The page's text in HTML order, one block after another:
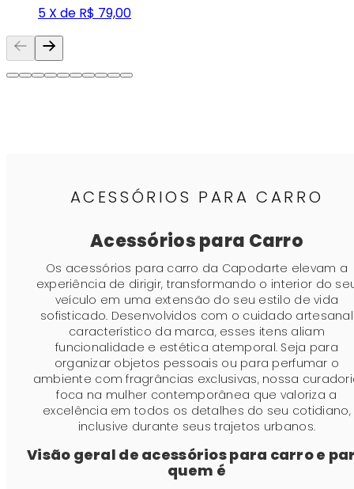
5 X de R$ 79,00
ACESSÓRIOS PARA CARRO
Acessórios para Carro
Os acessórios para carro da Capodarte elevam a
experiência de dirigir, transformando o interior do
veículo em uma extensão do seu estilo de vida
sofisticado. Desenvolvidos com o cuidado artesanal
característico da marca, esses itens aliam
funcionalidade e estética atemporal. Seja para
organizar objetos pessoais ou para perfumar o
ambiente com fragrâncias exclusivas, nossa
foca na mulher contemporânea que valoriza a
excelência em todos os detalhes do seu cotidiano,
inclusive durante seus trajetos urbanos.
Visão geral de acessórios para carro e
quem é